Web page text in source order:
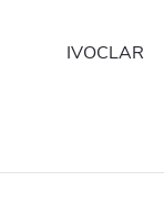
IVOCLAR